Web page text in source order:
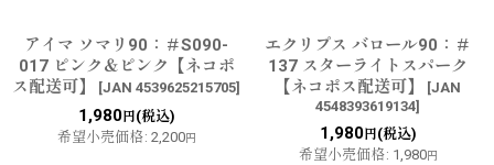
アイマ ソマリ90：＃S090-
017 ピンク＆ピンク【ネコポ
ス配送可】
[JAN 4539625215705]
1,980円(税込)
希望小売価格: 2,200円
エクリプス バロール90：＃
137 スターライトスパーク
【ネコポス配送可】
[JAN
4548393619134]
1,980円(税込)
希望小売価格: 1,980円